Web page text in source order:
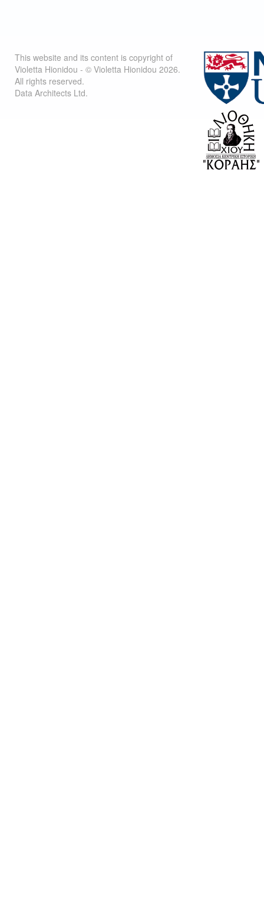
This website and its content is copyright of
Violetta Hionidou - © Violetta Hionidou 2026.
All rights reserved.
Data Architects Ltd.